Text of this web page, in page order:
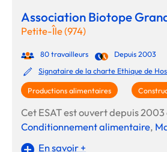
Association Biotope
Petite-Île (974)
80 travailleurs
Depuis 2003
Signataire de la charte Ethique de
Productions alimentaires
Cet ESAT est ouvert depuis
Conditionnement alimentaire,
En savoir +